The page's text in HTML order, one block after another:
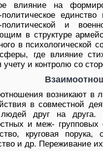
влияние на
политическое
политической и
в структуре
в психологической
где влияние
учету и контролю со
возникают в
в совместной
друг на друга.
и меж- групповых
круговая
и др. Переживание